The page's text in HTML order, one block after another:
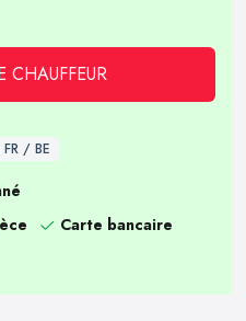
CHAUFFEUR
/ BE
Carte bancaire